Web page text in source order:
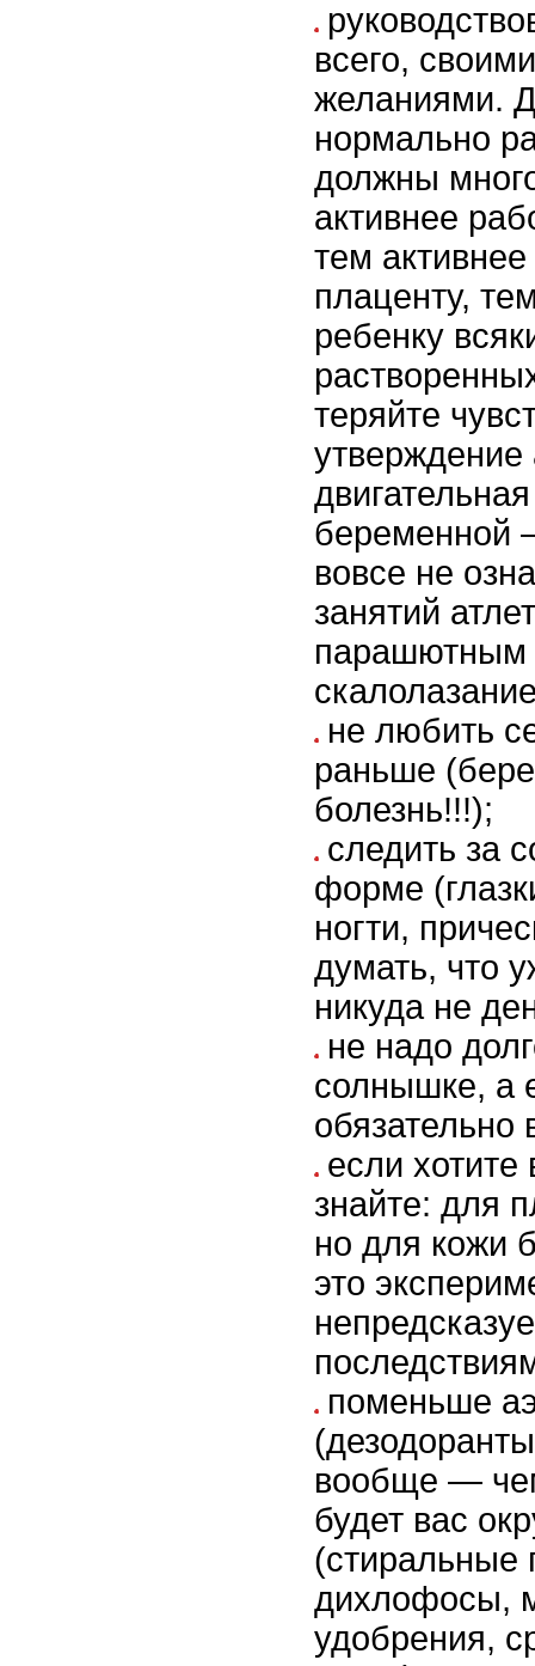
всего,
желаниями.
нормально
должны
активнее
тем активнее
плаценту,
ребенку
теряйте
утверждение
беременной
вовсе не
занятий
парашютным
не любить
раньше
болезнь!!!);
следить за
форме
ногти,
думать, что
никуда не
не надо
солнышке, а
обязательно
если хотите
знайте: для
но для
это
поменьше
вообще —
будет вас
(стиральные
дихлофосы,
удобрения,